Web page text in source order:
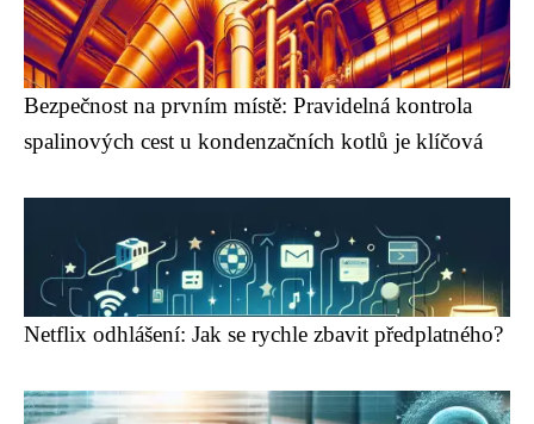
Bezpečnost na prvním místě: Pravidelná kontrola
spalinových cest u kondenzačních kotlů je klíčová
Netflix odhlášení: Jak se rychle zbavit předplatného?